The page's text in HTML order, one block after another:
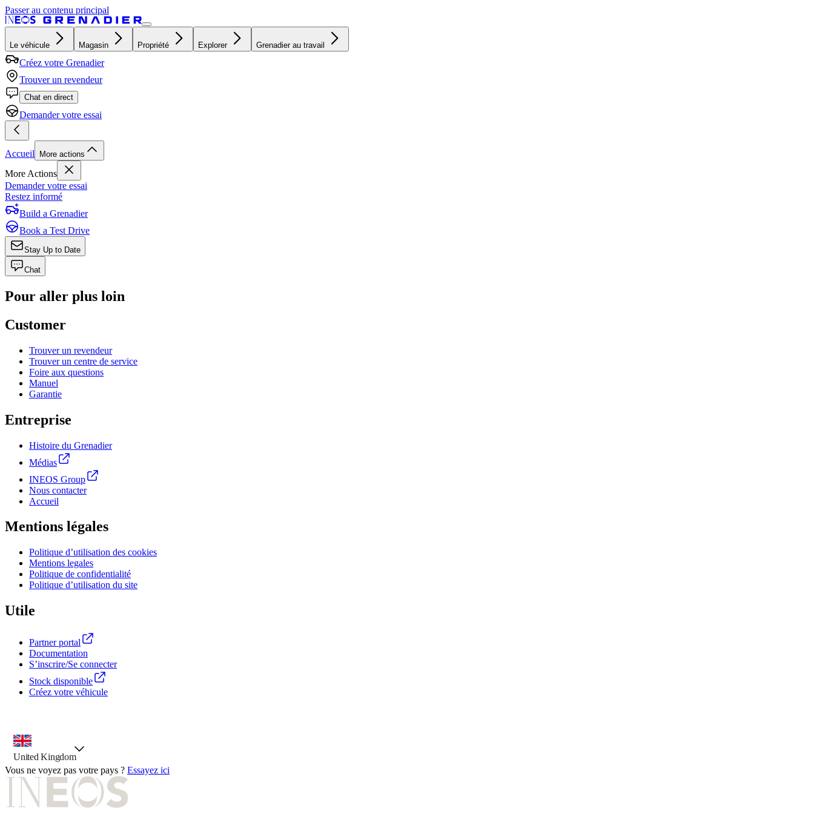
Passer au contenu principal
Le véhicule Magasin Propriété Explorer Grenadier au travail
Créez votre Grenadier
Trouver un revendeur
Chat en direct
Demander votre essai
Accueil More actions
More Actions
Demander votre essai
Restez informé
Build a Grenadier
Book a Test Drive
Stay Up to Date
Chat
Pour aller plus loin
Customer
Trouver un revendeur
Trouver un centre de service
Foire aux questions
Manuel
Garantie
Entreprise
Histoire du Grenadier
Médias
INEOS Group
Nous contacter
Accueil
Mentions légales
Politique d’utilisation des cookies
Mentions legales
Politique de confidentialité
Politique d’utilisation du site
Utile
Partner portal
Documentation
S’inscrire/Se connecter
Stock disponible
Créez votre véhicule
outil de sélection de pays, option présélectionnée
United Kingdom
Vous ne voyez pas votre pays ? Essayez ici